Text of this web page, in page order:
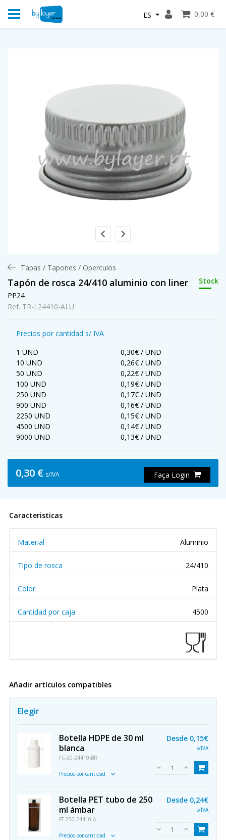
ES 0,00 €
Tapas / Tapones / Operculos
Tapón de rosca 24/410 aluminio con liner
Stock
PP24
Ref. TR-L24410-ALU
Precios por cantidad s/ IVA
1 UND
0,30€ / UND
10 UND
0,26€ / UND
50 UND
0,22€ / UND
100 UND
0,19€ / UND
250 UND
0,17€ / UND
900 UND
0,16€ / UND
2250 UND
0,15€ / UND
4500 UND
0,14€ / UND
9000 UND
0,13€ / UND
0,30 € s/IVA Faça Login
Caracteristicas
Material Aluminio
Tipo de rosca 24/410
Color Plata
Cantidad por caja 4500
Añadir artículos compatibles
Elegir
Botella HDPE de 30 ml
blanca
FC-30-24410-BR
Precios por cantidad
Desde 0,15€
s/IVA
Botella PET tubo de 250
ml ámbar
FT-250-24410-A
Precios por cantidad
Desde 0,24€
s/IVA